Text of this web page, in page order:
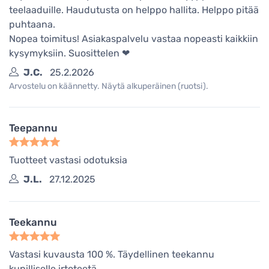
teelaaduille. Haudutusta on helppo hallita. Helppo pitää
puhtaana.
Nopea toimitus! Asiakaspalvelu vastaa nopeasti kaikkiin
kysymyksiin. Suosittelen ❤
J.C.
25.2.2026
Arvostelu on käännetty. Näytä alkuperäinen (ruotsi).
Teepannu
Tuotteet vastasi odotuksia
J.L.
27.12.2025
Teekannu
Vastasi kuvausta 100 %. Täydellinen teekannu